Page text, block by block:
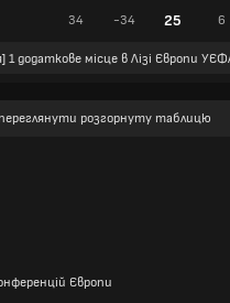
34 -34 25 6
1 додаткове місце в Лізі Європи
розгорнуту таблицю
Європи